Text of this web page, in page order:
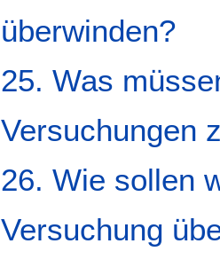
überwinden?
25. Was
Versuchungen
26. Wie sollen
Versuchung